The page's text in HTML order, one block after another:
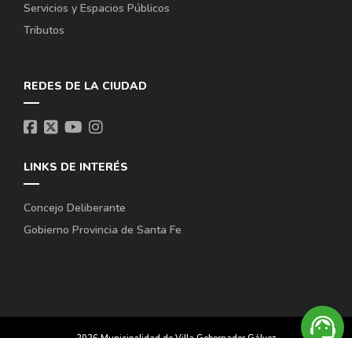
support_agent
Servicios y Espacios Públicos
Tributos
REDES DE LA CIUDAD
LINKS DE INTERÉS
Concejo Deliberante
Gobierno Provincia de Santa Fe